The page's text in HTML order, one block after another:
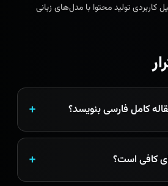
کاربردی تولید محتوا با مدل‌های زبانی
کامل فارسی بنویسد؟
کافی است؟